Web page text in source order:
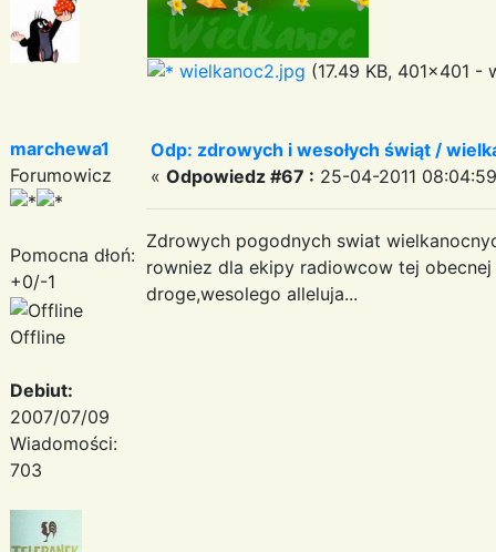
wielkanoc2.jpg (17.49 KB, 401x401 -
marchewa1
Forumowicz
Pomocna dłoń:
+0/-1
Offline
Debiut:
2007/07/09
Wiadomości:
703
Odp: zdrowych i wesołych świąt /
« Odpowiedz #67 : 25-04-2011
Zdrowych pogodnych swiat
rowniez dla ekipy radiowcow tej
droge,wesolego alleluja...